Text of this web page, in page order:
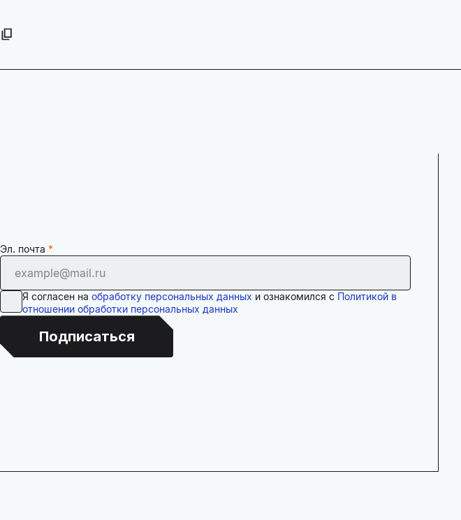
Эл. почта
Я согласен на обработку персональных данных и ознакомился с Политикой в
отношении обработки персональных данных
Подписаться